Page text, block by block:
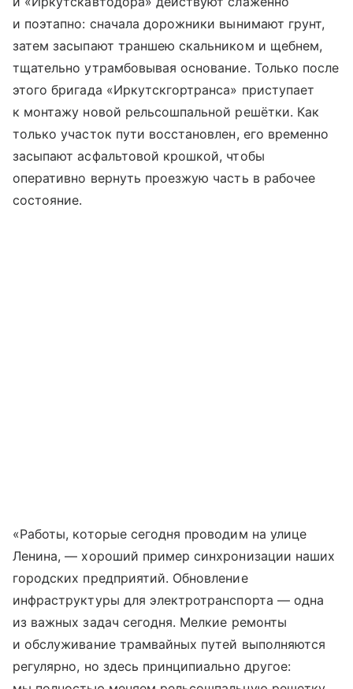
и поэтапно: сначала дорожники вынимают грунт,
затем засыпают траншею скальником и щебнем,
тщательно утрамбовывая основание. Только после
этого бригада «Иркутскгортранса» приступает
к монтажу новой рельсошпальной решётки. Как
только участок пути восстановлен, его временно
засыпают асфальтовой крошкой, чтобы
оперативно вернуть проезжую часть в рабочее
состояние.
«Работы, которые сегодня проводим на улице
Ленина, — хороший пример синхронизации наших
городских предприятий. Обновление
инфраструктуры для электротранспорта — одна
из важных задач сегодня. Мелкие ремонты
и обслуживание трамвайных путей выполняются
регулярно, но здесь принципиально другое: